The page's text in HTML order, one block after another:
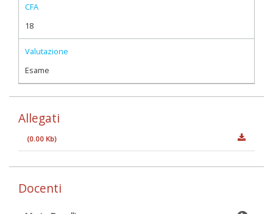
CFA
18
Valutazione
Esame
Allegati
(0.00 Kb)
Docenti